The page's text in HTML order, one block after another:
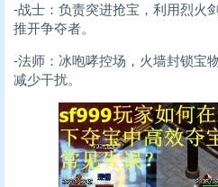
-战士：负责突进抢宝，利用烈火
推开争夺者。
-法师：冰咆哮控场，火墙封锁宝
减少干扰。